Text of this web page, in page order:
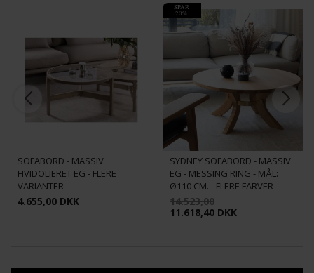
SOFABORD - MASSIV
HVIDOLIERET EG - FLERE
VARIANTER
4.655,00 DKK
SPAR
20%
SYDNEY SOFABORD - MASSIV
EG - MESSING RING - MÅL:
Ø110 CM. - FLERE FARVER
14.523,00
11.618,40 DKK